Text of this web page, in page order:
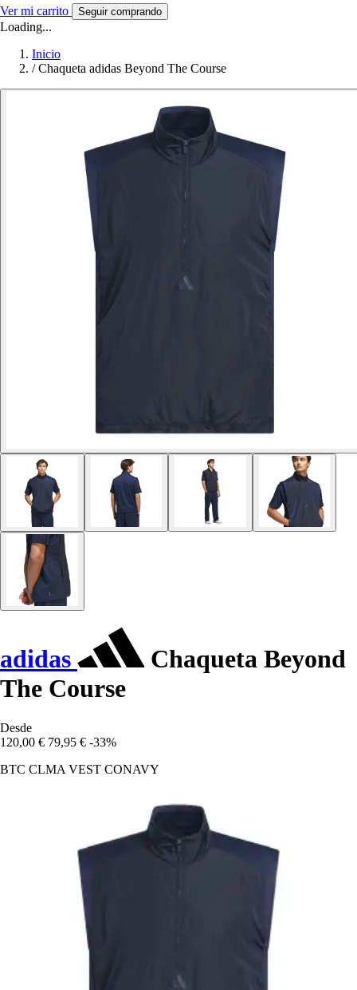
Ver mi carrito Seguir comprando
Loading...
Inicio
/ Chaqueta adidas Beyond The Course
adidas
Chaqueta Beyond
The Course
Desde
120,00 € 79,95 € -33%
BTC CLMA VEST CONAVY